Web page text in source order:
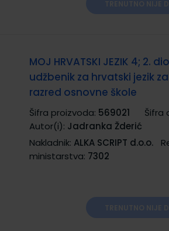
MOJ HRVATSKI JEZIK 4; 2.
udžbenik za hrvatski jezik
razred osnovne škole
Šifra proizvoda: 569021 Šifra
Autor(i): Jadranka Žderić
Nakladnik: ALKA SCRIPT d.o.o.
ministarstva: 7302